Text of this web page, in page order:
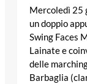
Mercoledì 25
un doppio
Swing Faces
Lainate e
delle
Barbaglia